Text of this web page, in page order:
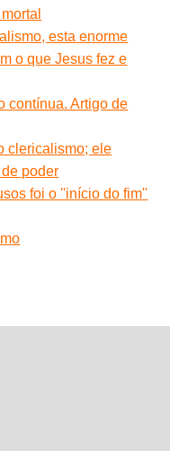
esta enorme
o que Jesus fez e
contínua. Artigo de
clericalismo; ele
poder
foi o ''início do fim''